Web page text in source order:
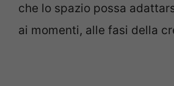
che lo spazio possa
ai momenti, alle fasi della